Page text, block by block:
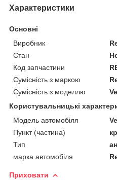
Характеристики
Основні
Виробник
Стан
Код запчастини
Сумісність з маркою
Сумісність з моделлю
Користувальницькі
Модель автомобіля
Пункт (частина)
Тип
марка автомобіля
Приховати